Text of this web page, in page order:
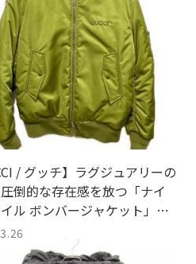
/ グッチ】ラグジュアリーの
倒的な存在感を放つ「ナイ
ル ボンバージャケット」が
！